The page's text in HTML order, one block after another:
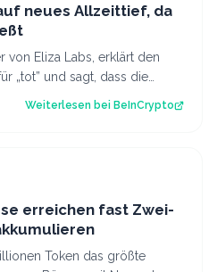
neues Allzeittief, da
von Eliza Labs, erklärt den
„tot” und sagt, dass die
Weiterlesen bei BeInCrypto
erreichen fast Zwei-
Token das größte